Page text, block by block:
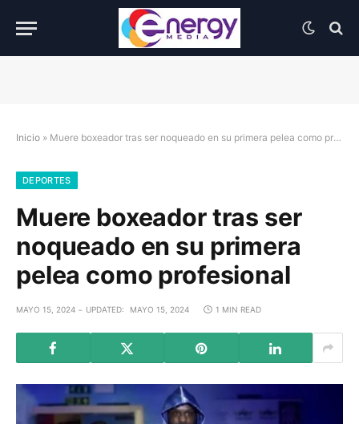
Inicio » Muere boxeador tras ser noqueado en su primera pelea como profesional
DEPORTES
Muere boxeador tras ser
noqueado en su primera
pelea como profesional
MAYO 15, 2024 UPDATED: MAYO 15, 2024 1 MIN READ